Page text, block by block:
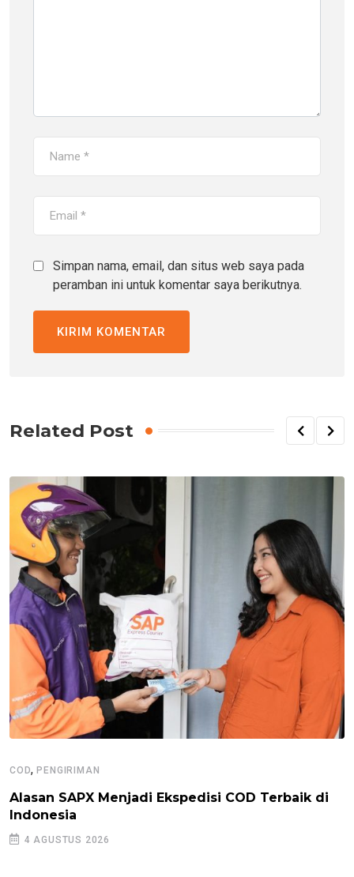
Simpan nama, email, dan situs web saya pada
peramban ini untuk komentar saya berikutnya.
Related Post
COD,PENGIRIMAN
Alasan SAPX Menjadi Ekspedisi COD Terbaik di
Indonesia
4 AGUSTUS 2026